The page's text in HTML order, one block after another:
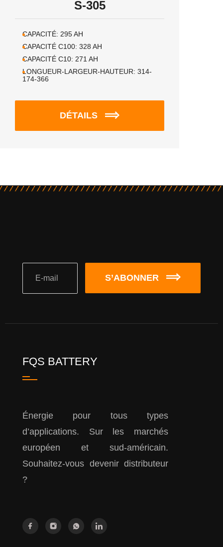
S-305
CAPACITÉ: 295AH
CAPACITÉ C100: 328 AH
CAPACITÉ C10: 271 AH
LONGUEUR-LARGEUR-HAUTEUR: 314-
174-366
DÉTAILS
S’ABONNER
FQS BATTERY
Énergie pour tous types
d’applications. Sur les marchés
européen et sud-américain.
Souhaitez-vous devenir distributeur
?